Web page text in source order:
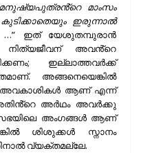
മനുഷ്യപുത്രൻ്റെ മാംസം
ഇരുന്നാൽ
ഇത് യേശുതമ്പുരാൻ
അവൻ്റെ
ഇല്ലാത്തവർക്ക്
അങ്ങനെയെങ്കിൽ
അവകാശികൾ ആണ് എന്ന്
അർഥം അവർക്കു
അംഗങ്ങൾ ആണ്
ശിശുക്കൾ സ്നാനം
വ്യക്തമല്ലേ.